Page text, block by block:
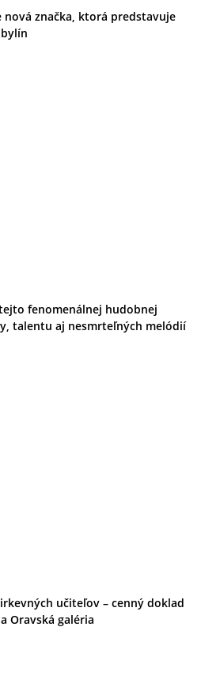
nová značka, ktorá predstavuje
fenomenálnej hudobnej
talentu aj nesmrteľných melódií
učiteľov – cenný doklad
Oravská galéria